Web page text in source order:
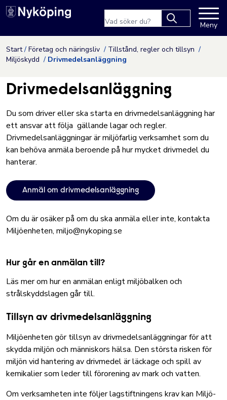
Hoppa till innehåll
Nyköpings kommuns
results.
Meny
Start Företag och näringsliv
Tillstånd, regler och tillsyn
Miljöskydd
Drivmedelsanläggning
Drivmedelsanläggning
Du som driver eller ska starta en drivmedelsanläggning har
ett ansvar att följa gällande lagar och regler.
Drivmedelsanläggningar är miljöfarlig verksamhet som du
kan behöva anmäla beroende på hur mycket drivmedel du
hanterar.
Anmäl om drivmedelsanläggning
Om du är osäker på om du ska anmäla eller inte, kontakta
Miljöenheten, miljo@nykoping.se
Hur går en anmälan till?
Läs mer om hur en anmälan enligt miljöbalken och
strålskyddslagen går till.
Tillsyn av drivmedelsanläggning
Miljöenheten gör tillsyn av drivmedelsanläggningar för att
skydda miljön och människors hälsa. Den största risken för
miljön vid hantering av drivmedel är läckage och spill av
kemikalier som leder till förorening av mark och vatten.
Om verksamheten inte följer lagstiftningens krav kan Miljö-